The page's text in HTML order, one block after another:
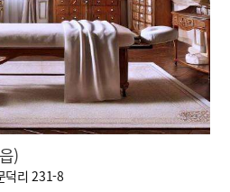
)
덕리 231-8